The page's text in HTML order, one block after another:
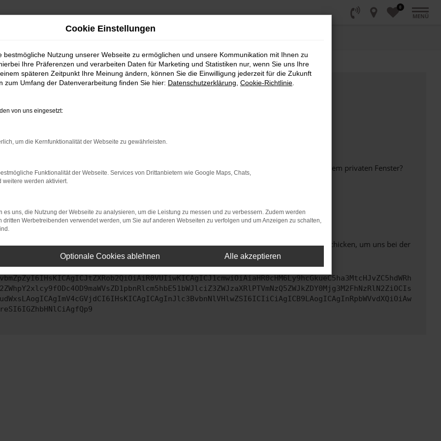
0
MENÜ
bestimmter Seiten verhindern. Funktioniert die Seite in einem anderen Browser oder in einem privaten Fenster?
beheben.
auf dem neuesten Stand sind.
kann auch dazu führen, dass bestimmte Funktionen nicht mehr unterstützt werden.
uns bitte. Wir werden versuchen, das Problem zu beheben. Du kannst uns diesen Text schicken, um uns bei der
Cookie Einstellungen
bestmögliche Nutzung unserer Webseite zu ermöglichen und unsere Kommunikation mit Ihnen zu
Ihre Präferenzen und verarbeiten Daten für Marketing und Statistiken nur, wenn Sie uns Ihre
späteren Zeitpunkt Ihre Meinung ändern, können Sie die Einwilligung jederzeit für die Zukunft
zum Umfang der Datenverarbeitung finden Sie hier: Datenschutzerklärung Cookie-Richtlinie
von uns eingesetzt:
um die Kernfunktionalität der Webseite zu gewährleisten.
Funktionalität der Webseite. Services von Drittanbietern wie Google Maps, Chats,
weitere werden aktiviert.
es uns, die Nutzung der Webseite zu analysieren, um die Leistung zu messen und zu verbessern. Zudem werden
dritten Werbetreibenden verwendet werden, um Sie auf anderen Webseiten zu verfolgen und um Anzeigen zu schalten,
Optionale Cookies ablehnen Alle akzeptieren